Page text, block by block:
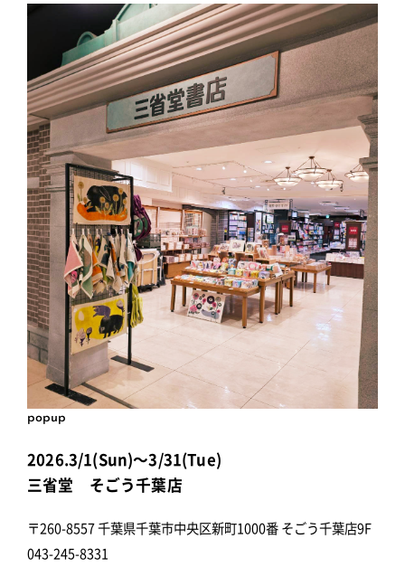
popup
2026.3/1(Sun)～3/31(Tue)
三省堂 そごう千葉店
〒260-8557 千葉県千葉市中央区新町1000番 そごう千葉店9F
043-245-8331